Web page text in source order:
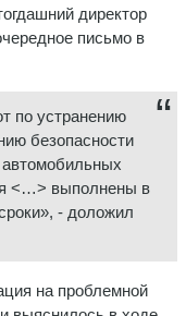
директор
письмо в
по устранению
безопасности
автомобильных
<…> выполнены в
- доложил
на проблемной